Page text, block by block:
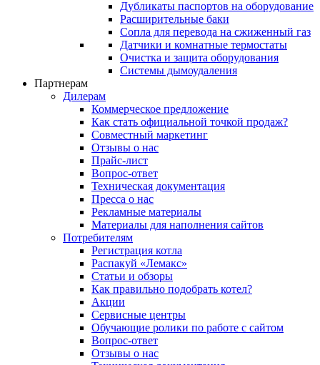
Дубликаты паспортов на оборудование
Расширительные баки
Сопла для перевода на сжиженный газ
Датчики и комнатные термостаты
Очистка и защита оборудования
Системы дымоудаления
Партнерам
Дилерам
Коммерческое предложение
Как стать официальной точкой продаж?
Совместный маркетинг
Отзывы о нас
Прайс-лист
Вопрос-ответ
Техническая документация
Пресса о нас
Рекламные материалы
Материалы для наполнения сайтов
Потребителям
Регистрация котла
Распакуй «Лемакс»
Статьи и обзоры
Как правильно подобрать котел?
Акции
Сервисные центры
Обучающие ролики по работе с сайтом
Вопрос-ответ
Отзывы о нас